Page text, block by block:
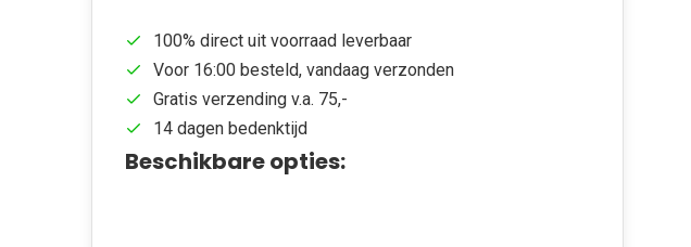
100% direct uit voorraad leverbaar
Voor 16:00 besteld, vandaag verzonden
Gratis verzending v.a. 75,-
14 dagen bedenktijd
Beschikbare opties: